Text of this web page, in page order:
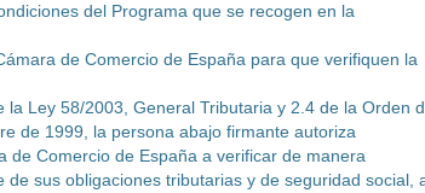
del Programa que se recogen en la
de Comercio de España para que verifiquen la
Ley 58/2003, General Tributaria y 2.4 de la Orden
de 1999, la persona abajo firmante autoriza
Comercio de España a verificar de manera
sus obligaciones tributarias y de seguridad social,